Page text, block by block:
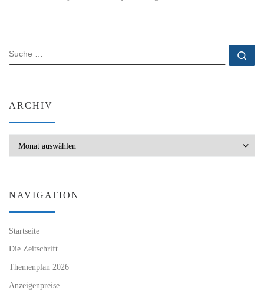
SUCHE
ARCHIV
NAVIGATION
Startseite
Die Zeitschrift
Themenplan 2026
Anzeigenpreise